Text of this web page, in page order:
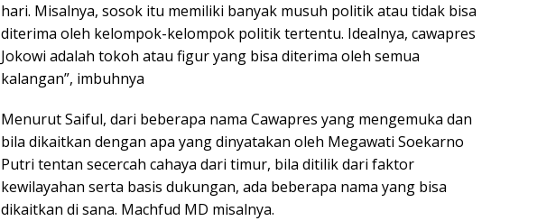
hari. Misalnya, sosok itu memiliki banyak musuh politik atau tidak bisa
diterima oleh kelompok-kelompok politik tertentu. Idealnya, cawapres
Jokowi adalah tokoh atau figur yang bisa diterima oleh semua
kalangan”, imbuhnya
Menurut Saiful, dari beberapa nama Cawapres yang mengemuka dan
bila dikaitkan dengan apa yang dinyatakan oleh Megawati Soekarno
Putri tentan secercah cahaya dari timur, bila ditilik dari faktor
kewilayahan serta basis dukungan, ada beberapa nama yang bisa
dikaitkan di sana. Machfud MD misalnya.